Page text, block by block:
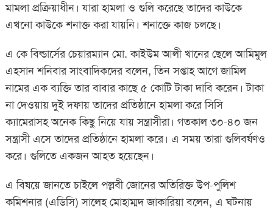
মামলা প্রক্রিয়াধীন। যারা হামলা ও গুলি করেছে তাদের কাউকে
এখনো কাউকে শনাক্ত করা যায়নি। শনাক্তে কাজ চলছে।
এ কে বিল্ডার্সের চেয়ারম্যান মো. কাইউম আলী খানের ছেলে আমিমুল
এহসান শনিবার সাংবাদিকদের বলেন, তিন সপ্তাহ আগে জামিল
নামের এক ব্যক্তি তার বাবার কাছে ৫ কোটি টাকা দাবি করেন। টাকা
না দেওয়ায় দুই দফায় তাদের প্রতিষ্ঠানে হামলা করে সিসি
ক্যামেরাসহ অনেক কিছু নিয়ে যায় সন্ত্রাসীরা। গতকাল ৩০-৪০ জন
সন্ত্রাসী এসে তাদের প্রতিষ্ঠানে হামলা করে। এ সময় তারা গুলিবর্ষণও
করে। গুলিতে একজন আহত হয়েছেন।
এ বিষয়ে জানতে চাইলে পল্লবী জোনের অতিরিক্ত উপ-পুলিশ
কমিশনার (এডিসি) সালেহ মোহাম্মদ জাকারিয়া বলেন, এ ঘটনায়